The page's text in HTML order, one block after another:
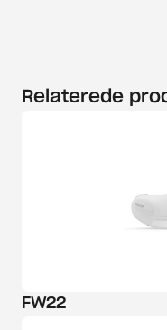
Relaterede
FW22